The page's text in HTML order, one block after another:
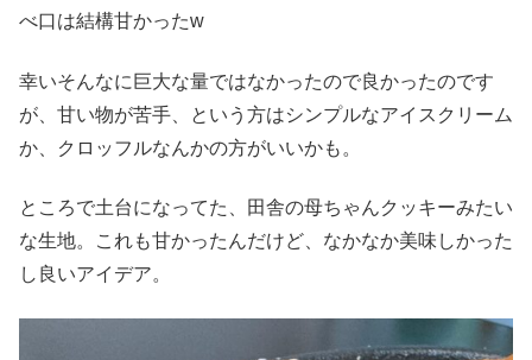
べ口は結構甘かったw
幸いそんなに巨大な量ではなかったので良かったのです
が、甘い物が苦手、という方はシンプルなアイスクリーム
か、クロッフルなんかの方がいいかも。
ところで土台になってた、田舎の母ちゃんクッキーみたい
な生地。これも甘かったんだけど、なかなか美味しかった
し良いアイデア。